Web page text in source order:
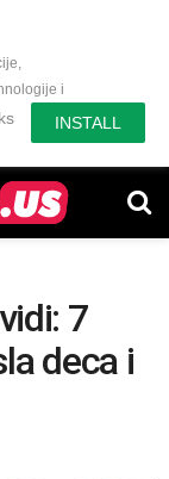
i
INSTALL
7
deca i